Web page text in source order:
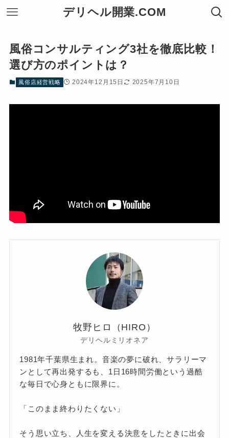
デリヘル開業.COM
風俗コンサルティング3社を徹底比較！
選び方のポイントは？
風俗店経営戦略 2024年12月15日 2025年7月10日
牧野ヒロ（HIRO）
デリヘルミリオネア
1981年千葉県生まれ。音楽の夢に破れ、サラリーマ
ンとして再出発するも、1日16時間労働という過酷
な毎日で心身ともに限界に。
「このまま終わりたくない」
そう思い立ち、人生を変える決意をしたときに出会